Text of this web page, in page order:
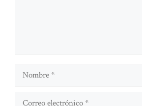
Nombre